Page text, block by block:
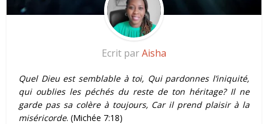
Ecrit parAisha
Quel Dieu est semblable à toi, Qui pardonnes l’iniquité,
qui oublies les péchés du reste de ton héritage? Il ne
garde pas sa colère à toujours, Car il prend plaisir à la
miséricorde. (Michée 7:18)